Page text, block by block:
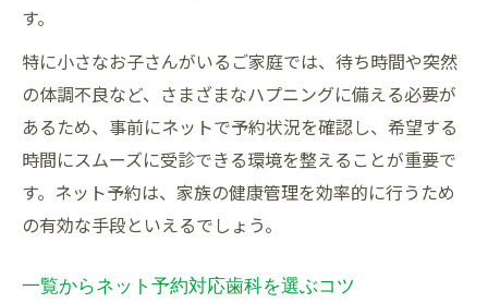
す。
特に小さなお子さんがいるご家庭では、待ち時間や突然
の体調不良など、さまざまなハプニングに備える必要が
あるため、事前にネットで予約状況を確認し、希望する
時間にスムーズに受診できる環境を整えることが重要で
す。ネット予約は、家族の健康管理を効率的に行うため
の有効な手段といえるでしょう。
一覧からネット予約対応歯科を選ぶコツ